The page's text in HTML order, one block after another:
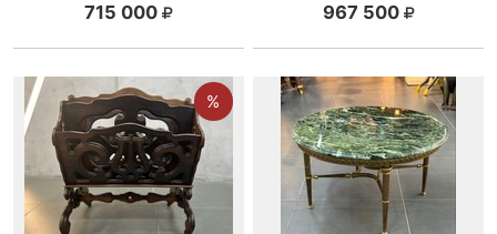
715 000 967 500